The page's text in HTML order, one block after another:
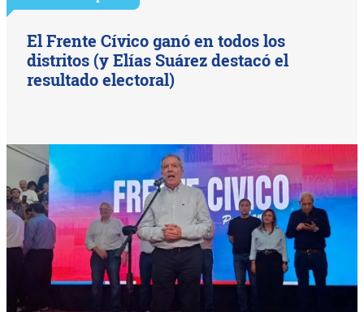
El Frente Cívico ganó en todos los
distritos (y Elías Suárez destacó el
resultado electoral)